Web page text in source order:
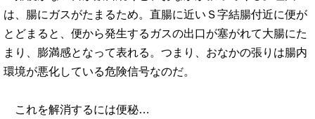
は、腸にガスがたまるため。直腸に近いＳ字結腸付近に便が
とどまると、便から発生するガスの出口が塞がれて大腸にた
まり、膨満感となって表れる。つまり、おなかの張りは腸内
環境が悪化している危険信号なのだ。
これを解消するには便秘…